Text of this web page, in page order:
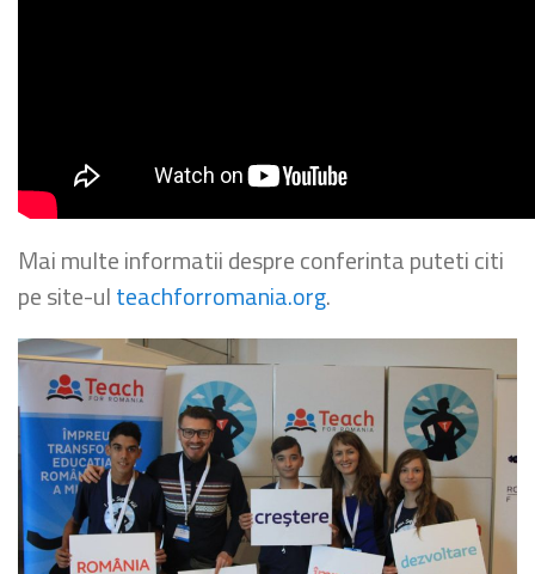
Mai multe informatii despre conferinta puteti citi
pe site-ulteachforromania.org.